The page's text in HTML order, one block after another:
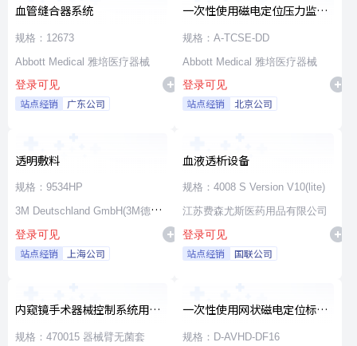
血管缝合器系统
规格：12673
Abbott Medical 雅培医疗器械
登录可见
站点经销 广东公司
一次性使用磁电定位压力监测
消融导管
规格：A-TCSE-DD
Abbott Medical 雅培医疗器械
登录可见
站点经销 北京公司
透明敷料
规格：9534HP
3M Deutschland GmbH(3M德国
公司)
登录可见
站点经销 上海公司
血液透析设备
规格：4008 S Version V10(lite)
江苏费森尤斯医药用品有限公司
登录可见
站点经销 国联公司
内窥镜手术器械控制系统用无
源器械和附件
规格：470015 器械臂无菌套
一次性使用网状磁电定位标测
导管
规格：D-AVHD-DF16